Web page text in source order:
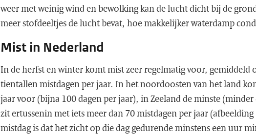
weer met weinig wind en bewolking kan de lucht dicht bij de
meer stofdeeltjes de lucht bevat, hoe makkelijker waterdamp
Mist in Nederland
In de herfst en winter komt mist zeer regelmatig voor, gemiddeld
tientallen mistdagen per jaar. In het noordoosten van het land
jaar voor (bijna 100 dagen per jaar), in Zeeland de minste
zit ertussenin met iets meer dan 70 mistdagen per jaar
mistdag is dat het zicht op die dag gedurende minstens een uur